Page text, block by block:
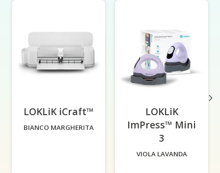
LOKLiK iCraft™
BIANCO MARGHERITA
LOKLiK
ImPress™ Mini
3
VIOLA LAVANDA